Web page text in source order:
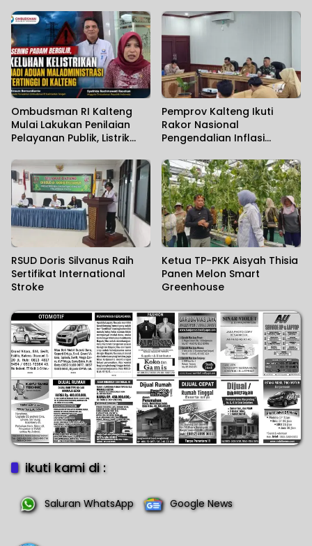
Ombudsman RI Kalteng
Mulai Lakukan Penilaian
Pelayanan Publik, Listrik
Pemprov Kalteng Ikuti
Rakor Nasional
Pengendalian Inflasi
RSUD Doris Silvanus Raih
Sertifikat International
Stroke
Ketua TP-PKK Aisyah Thisia
Panen Melon Smart
Greenhouse
ikuti kami di :
Saluran WhatsApp Google News